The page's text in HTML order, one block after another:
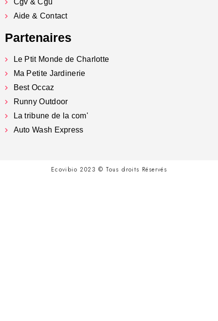
Cgv & Cgu
Aide & Contact
Partenaires
Le Ptit Monde de Charlotte
Ma Petite Jardinerie
Best Occaz
Runny Outdoor
La tribune de la com'
Auto Wash Express
Ecovibio 2023 © Tous droits Réservés